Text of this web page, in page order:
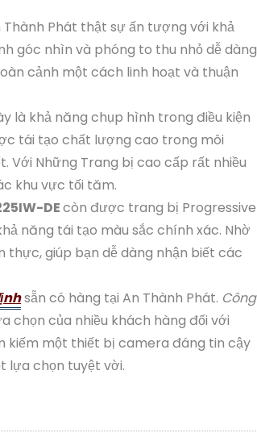
Thành Phát thật sự ấn tượng với khả
góc nhìn và phóng to thu nhỏ dễ dàng
cảnh một cách linh hoạt và thuận
là khả năng chụp hình trong điều kiện
tái tạo chất lượng cao trong môi
Với Những Trang bị cao cấp rất nhiều
khu vực tối tăm.
DEcòn được trang bị Progressive
năng tái tạo màu sắc chính xác. Nhờ
giúp bạn dễ dàng nhận biết các
sẵn có hàng tại An Thành Phát. Công
chọn của nhiều khách hàng đối với
kiếm một thiết bị camera đáng tin cậy
lựa chọn tuyệt vời.